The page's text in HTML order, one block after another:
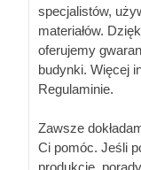
specjalistów,
materiałów.
oferujemy
budynki. Więcej
Regulaminie.
Zawsze
Ci pomóc. Jeśli
produkcie,